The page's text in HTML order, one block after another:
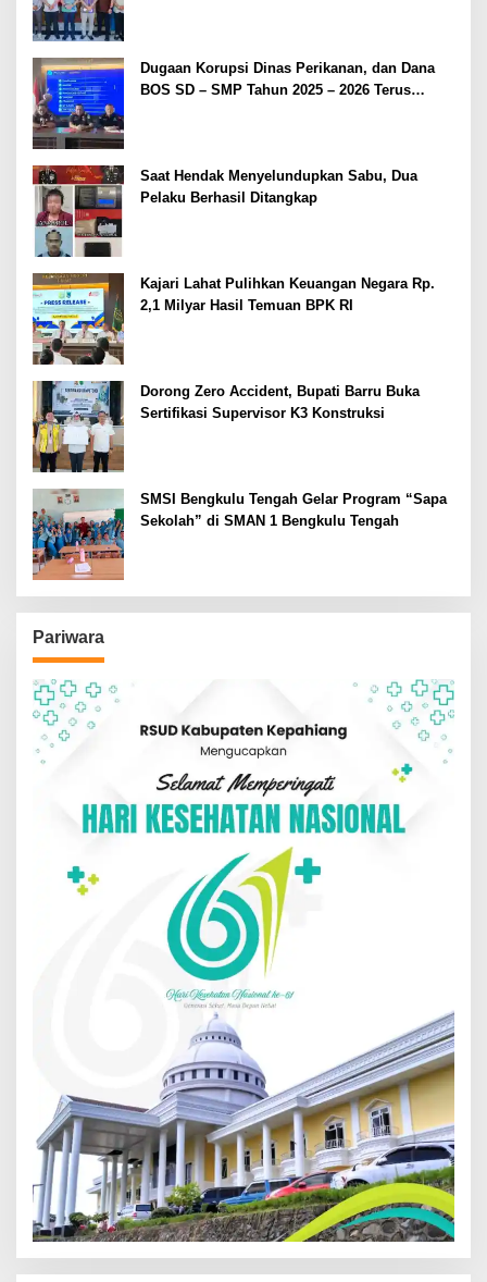
Dugaan Korupsi Dinas Perikanan, dan Dana
BOS SD – SMP Tahun 2025 – 2026 Terus
Saat Hendak Menyelundupkan Sabu, Dua
Pelaku Berhasil Ditangkap
Kajari Lahat Pulihkan Keuangan Negara Rp.
2,1 Milyar Hasil Temuan BPK RI
Dorong Zero Accident, Bupati Barru Buka
Sertifikasi Supervisor K3 Konstruksi
SMSI Bengkulu Tengah Gelar Program “Sapa
Sekolah” di SMAN 1 Bengkulu Tengah
Pariwara